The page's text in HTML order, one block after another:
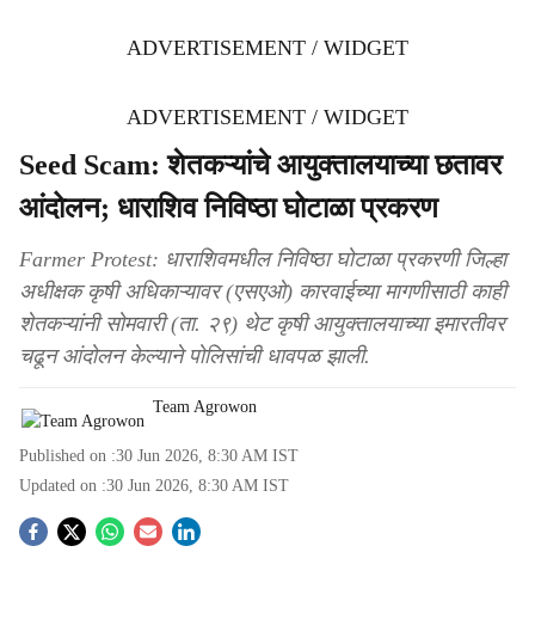
ADVERTISEMENT / WIDGET
ADVERTISEMENT / WIDGET
Seed Scam: शेतकऱ्यांचे आयुक्तालयाच्या छतावर
आंदोलन; धाराशिव निविष्ठा घोटाळा प्रकरण
Farmer Protest: धाराशिवमधील निविष्ठा घोटाळा प्रकरणी जिल्हा
अधीक्षक कृषी अधिकाऱ्यावर (एसएओ) कारवाईच्या मागणीसाठी काही
शेतकऱ्यांनी सोमवारी (ता. २९) थेट कृषी आयुक्तालयाच्या इमारतीवर
चढून आंदोलन केल्याने पोलिसांची धावपळ झाली.
Team Agrowon
Published on :30 Jun 2026, 8:30 AM IST
Updated on :30 Jun 2026, 8:30 AM IST
S